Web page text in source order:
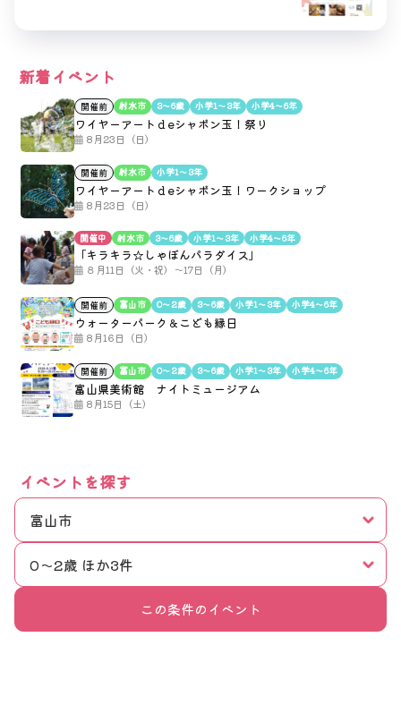
新着イベント
開催前 射水市 3〜6歳 小学1〜3年 小学4〜6年
ワイヤーアートｄeシャボン玉！祭り
8月23日（日）
開催前 射水市 小学1〜3年
ワイヤーアートｄeシャボン玉！ワークショップ
8月23日（日）
開催中 射水市 3〜6歳 小学1〜3年 小学4〜6年
「キラキラ☆しゃぼんパラダイス」
８月11日（火・祝）～17日（月）
開催前 富山市 0〜2歳 3〜6歳 小学1〜3年 小学4〜6年
ウォーターパーク＆こども縁日
8月16日（日）
開催前 富山市 0〜2歳 3〜6歳 小学1〜3年 小学4〜6年
富山県美術館 ナイトミュージアム
8月15日（土）
イベントを探す
富山市
0〜2歳 ほか3件
この条件のイベント